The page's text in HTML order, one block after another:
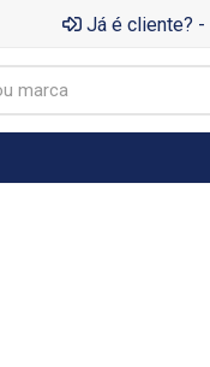
Já é cliente? -